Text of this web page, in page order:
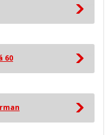
60